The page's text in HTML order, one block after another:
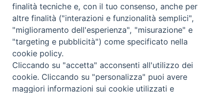
Come abbonarsi
Contatti
finalità tecniche e, con il tuo consenso, anche per
altre finalità ("interazioni e funzionalità semplici",
"miglioramento dell'esperienza", "misurazione" e
"targeting e pubblicità") come specificato nella
cookie policy.
Cliccando su "accetta" acconsenti all'utilizzo dei
cookie. Cliccando su "personalizza" puoi avere
maggiori informazioni sui cookie utilizzati e